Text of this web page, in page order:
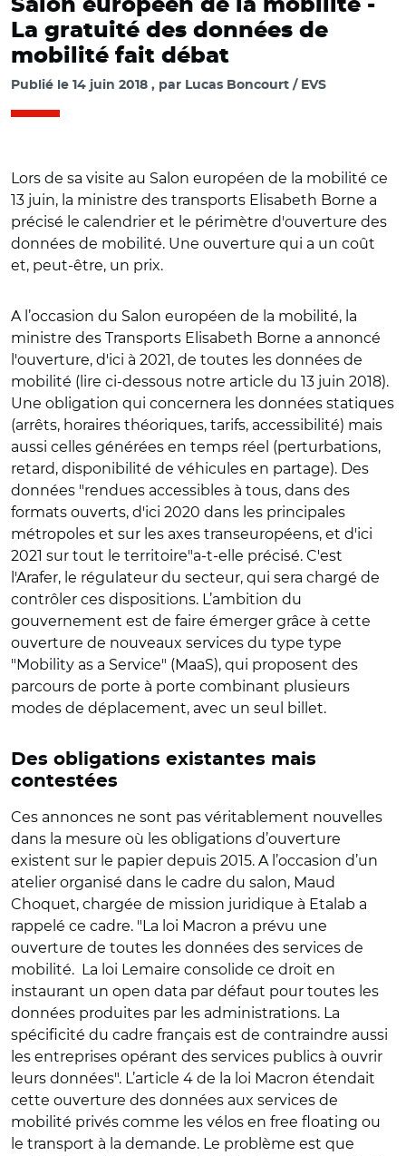
Salon européen de la mobilité -
La gratuité des données de
mobilité fait débat
Publié le 14 juin 2018 par Lucas Boncourt / EVS
Lors de sa visite au Salon européen de la mobilité ce
13 juin, la ministre des transports Elisabeth Borne a
précisé le calendrier et le périmètre d'ouverture des
données de mobilité. Une ouverture qui a un coût
et, peut-être, un prix.
A l’occasion du Salon européen de la mobilité, la
ministre des Transports Elisabeth Borne a annoncé
l'ouverture, d'ici à 2021, de toutes les données de
mobilité (lire ci-dessous notre article du 13 juin 2018).
Une obligation qui concernera les données statiques
(arrêts, horaires théoriques, tarifs, accessibilité) mais
aussi celles générées en temps réel (perturbations,
retard, disponibilité de véhicules en partage). Des
données "rendues accessibles à tous, dans des
formats ouverts, d'ici 2020 dans les principales
métropoles et sur les axes transeuropéens, et d'ici
2021 sur tout le territoire"a-t-elle précisé. C'est
l'Arafer, le régulateur du secteur, qui sera chargé de
contrôler ces dispositions. L’ambition du
gouvernement est de faire émerger grâce à cette
ouverture de nouveaux services du type type
"Mobility as a Service" (MaaS), qui proposent des
parcours de porte à porte combinant plusieurs
modes de déplacement, avec un seul billet.
Des obligations existantes mais
contestées
Ces annonces ne sont pas véritablement nouvelles
dans la mesure où les obligations d’ouverture
existent sur le papier depuis 2015. A l’occasion d’un
atelier organisé dans le cadre du salon, Maud
Choquet, chargée de mission juridique à Etalab a
rappelé ce cadre. "La loi Macron a prévu une
ouverture de toutes les données des services de
mobilité. La loi Lemaire consolide ce droit en
instaurant un open data par défaut pour toutes les
données produites par les administrations. La
spécificité du cadre français est de contraindre aussi
les entreprises opérant des services publics à ouvrir
leurs données". L’article 4 de la loi Macron étendait
cette ouverture des données aux services de
mobilité privés comme les vélos en free floating ou
le transport à la demande. Le problème est que